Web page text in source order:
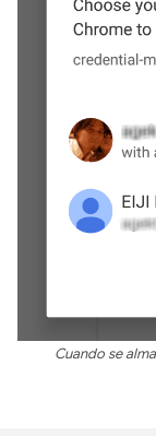
Cuando se